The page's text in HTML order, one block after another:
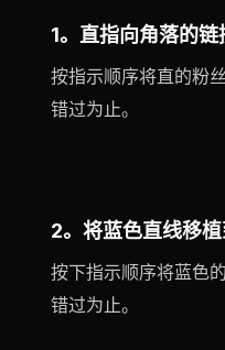
1。直指向角落的链
按指示顺序将直的粉
错过为止。
2。将蓝色直线移
按下指示顺序将蓝色
错过为止。